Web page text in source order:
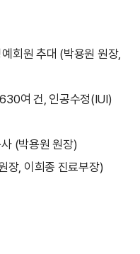
회원 추대 (박용원 원장,
여 건, 인공수정(IUI)
(박용원 원장)
장, 이희종 진료부장)